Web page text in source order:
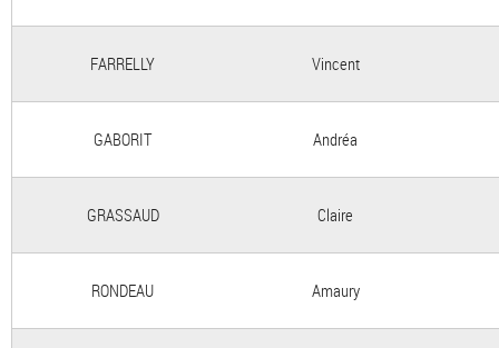
FARRELLY Vincent
GABORIT Andréa
GRASSAUD Claire
RONDEAU Amaury